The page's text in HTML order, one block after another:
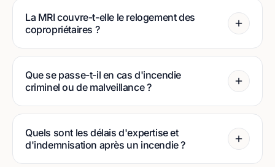
La MRI couvre-t-elle le relogement des
copropriétaires ?
Que se passe-t-il en cas d'incendie
criminel ou de malveillance ?
Quels sont les délais d'expertise et
d'indemnisation après un incendie ?